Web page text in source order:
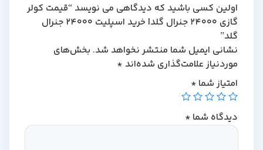
اولین کسی باشید که دیدگاهی می نویسد “قیمت کولر
گازی 24000 جنرال گلد| خرید اسپلیت 24000 جنرال
نشانی ایمیل شما منتشر نخواهد شد. بخش‌های
موردنیاز علامت‌گذاری شده‌اند*
امتیاز شما*
دیدگاه شما *